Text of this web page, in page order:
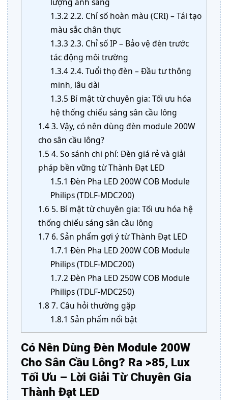
1.3.2 2.2. Chỉ số hoàn màu (CRI) – Tái tạo
màu sắc chân thực
1.3.3 2.3. Chỉ số IP – Bảo vệ đèn trước
tác động môi trường
1.3.42.4. Tuổi thọ đèn – Đầu tư thông
minh, lâu dài
1.3.5 Bí mật từ chuyên gia: Tối ưu hóa
hệ thống chiếu sáng sân cầu lông
1.43. Vậy, có nên dùng đèn module 200W
cho sân cầu lông?
1.5 4. So sánh chi phí: Đèn giá rẻ và giải
pháp bền vững từ Thành Đạt LED
1.5.1 Đèn Pha LED 200W COB Module
Philips (TDLF-MDC200)
1.6 5. Bí mật từ chuyên gia: Tối ưu hóa hệ
thống chiếu sáng sân cầu lông
1.76. Sản phẩm gợi ý từ Thành Đạt LED
1.7.1 Đèn Pha LED 200W COB Module
Philips (TDLF-MDC200)
1.7.2 Đèn Pha LED 250W COB Module
Philips (TDLF-MDC250)
1.8 7. Câu hỏi thường gặp
1.8.1 Sản phẩm nổi bật
Có Nên Dùng Đèn Module 200W
Cho Sân Cầu Lông? Ra >85, Lux
Tối Ưu – Lời Giải Từ Chuyên Gia
Thành Đạt LED